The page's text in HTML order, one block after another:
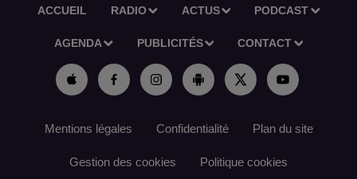
ACCUEIL RADIO ACTUS PODCAST
AGENDA PUBLICITÉS CONTACT
Mentions légales Confidentialité Plan du site
Gestion des cookies Politique cookies